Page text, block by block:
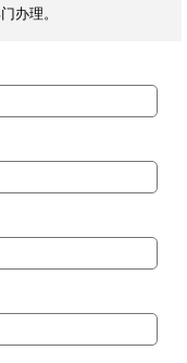
办理。